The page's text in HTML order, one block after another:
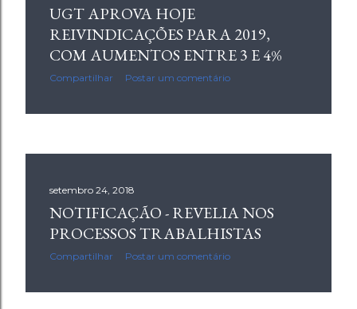
UGT APROVA HOJE
REIVINDICAÇÕES PARA 2019,
COM AUMENTOS ENTRE 3 E 4%
Compartilhar Postar um comentário
setembro 24, 2018
NOTIFICAÇÃO - REVELIA NOS
PROCESSOS TRABALHISTAS
Compartilhar Postar um comentário